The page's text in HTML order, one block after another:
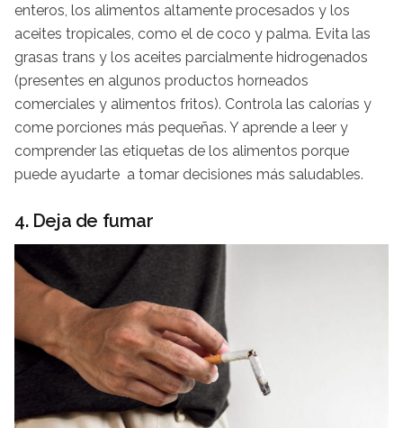
enteros, los alimentos altamente procesados ​​y los
aceites tropicales, como el de coco y palma. Evita las
grasas trans y los aceites parcialmente hidrogenados
(presentes en algunos productos horneados
comerciales y alimentos fritos). Controla las calorías y
come porciones más pequeñas. Y aprende a leer y
comprender las etiquetas de los alimentos porque
puede ayudarte a tomar decisiones más saludables.
4. Deja de fumar